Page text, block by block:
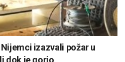
Nijemci izazvali požar u